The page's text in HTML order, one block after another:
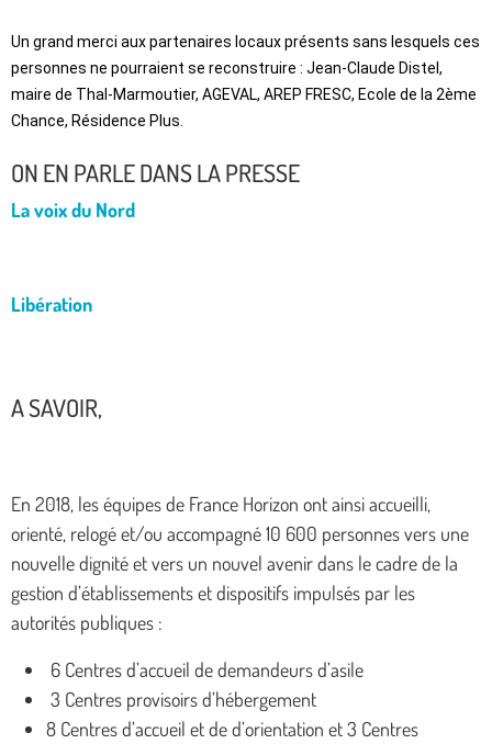
Un grand merci aux partenaires locaux présents sans lesquels ces
personnes ne pourraient se reconstruire : Jean-Claude Distel,
maire de Thal-Marmoutier, AGEVAL, AREP FRESC, Ecole de la 2ème
Chance, Résidence Plus.
ON EN PARLE DANS LA PRESSE
La voix du Nord
Libération
A SAVOIR,
En 2018, les équipes de France Horizon ont ainsi accueilli,
orienté, relogé et/ou accompagné 10 600 personnes vers une
nouvelle dignité et vers un nouvel avenir dans le cadre de la
gestion d’établissements et dispositifs impulsés par les
autorités publiques :
6 Centres d’accueil de demandeurs d’asile
3 Centres provisoirs d’hébergement
8 Centres d’accueil et de d’orientation et 3 Centres